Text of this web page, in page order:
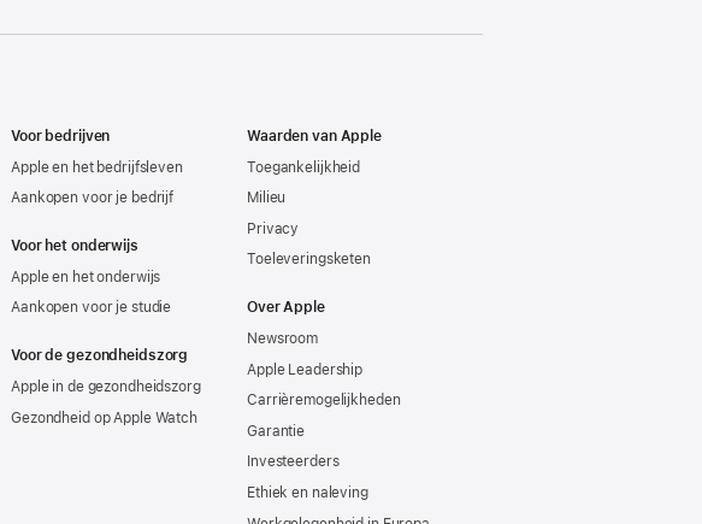
Voor bedrijven
Apple en het bedrijfsleven
Aankopen voor je bedrijf
Voor het onderwijs
Apple en het onderwijs
Aankopen voor je studie
Voor de gezondheidszorg
Apple in de gezondheidszorg
Gezondheid op Apple Watch
Waarden van Apple
Toegankelijkheid
Milieu
Privacy
Toeleveringsketen
Over Apple
Newsroom
Apple Leadership
Carrièremogelijkheden
Garantie
Investeerders
Ethiek en naleving